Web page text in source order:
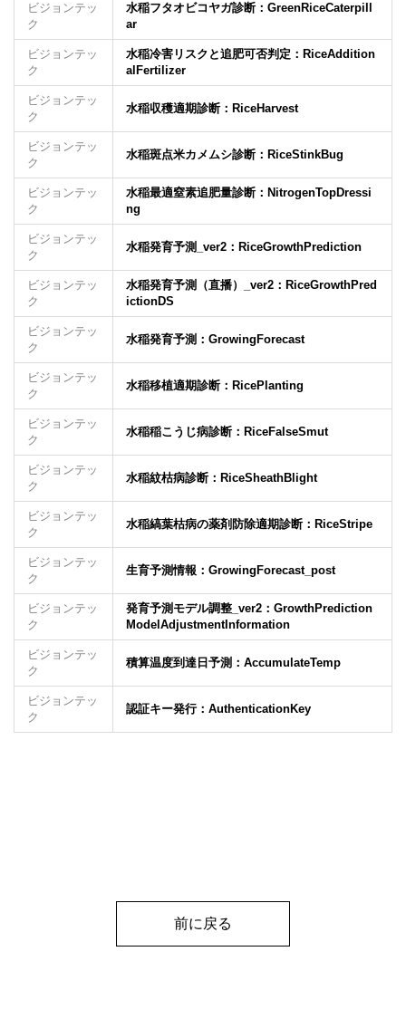
ビジョンテッ
ク
水稲フタオビコヤガ診断：GreenRiceCaterpill
ar
ビジョンテッ
ク
水稲冷害リスクと追肥可否判定：RiceAddition
alFertilizer
ビジョンテッ
ク
水稲収穫適期診断：RiceHarvest
ビジョンテッ
ク
水稲斑点米カメムシ診断：RiceStinkBug
ビジョンテッ
ク
水稲最適窒素追肥量診断：NitrogenTopDressi
ng
ビジョンテッ
ク
水稲発育予測_ver2：RiceGrowthPrediction
ビジョンテッ
ク
水稲発育予測（直播）_ver2：RiceGrowthPred
ictionDS
ビジョンテッ
ク
水稲発育予測：GrowingForecast
ビジョンテッ
ク
水稲移植適期診断：RicePlanting
ビジョンテッ
ク
水稲稲こうじ病診断：RiceFalseSmut
ビジョンテッ
ク
水稲紋枯病診断：RiceSheathBlight
ビジョンテッ
ク
水稲縞葉枯病の薬剤防除適期診断：RiceStripe
ビジョンテッ
ク
生育予測情報：GrowingForecast_post
ビジョンテッ
ク
発育予測モデル調整_ver2：GrowthPrediction
ModelAdjustmentInformation
ビジョンテッ
ク
積算温度到達日予測：AccumulateTemp
ビジョンテッ
ク
認証キー発行：AuthenticationKey
前に戻る